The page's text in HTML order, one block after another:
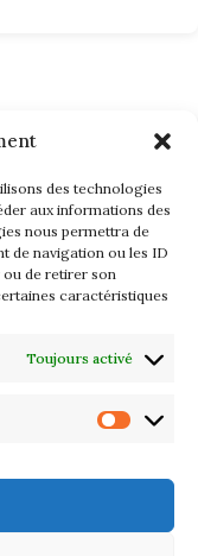
des technologies
aux informations des
nous permettra de
de navigation ou les ID
ou de retirer son
caractéristiques
Toujours activé